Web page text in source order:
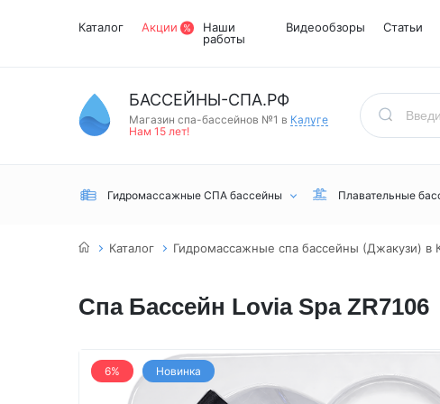
Каталог Акции
Наши
работы
Видеообзоры Статьи
БАССЕЙНЫ-СПА.РФ
Магазин спа-бассейнов №1 в Калуге
Нам 15 лет!
Гидромассажные СПА бассейны
Встраиваемые Переливные
Плавательные
Инфракрасные
сауны
Турецкий хамам
Каталог Гидромассажные спа бассейны (Джакузи) в
Спа Бассейн Lovia Spa ZR7106
6% Новинка